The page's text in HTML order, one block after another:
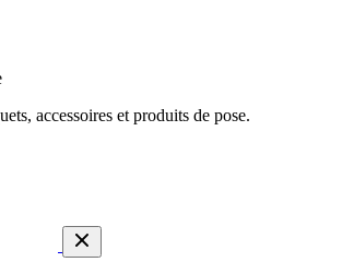
accessoires et produits de pose.